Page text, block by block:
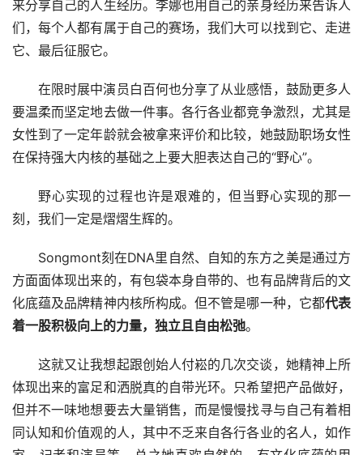
来分享自己的人生经历。李娜也用自己的亲身经历来告诉人
们，每个人都有属于自己的赛场，我们大可以找到它、走进
它、最后征服它。
在限时展中演员白百何也分享了从业感悟，鼓励更多人
要温柔而坚定地去做一件事。各行各业都竞争激烈，尤其是
女性到了一定年龄就会被拿来评价和比较，她鼓励职场女性
在保持强大内核的基础之上要大胆表达自己的“野心”。
野心实现的过程也许是艰难的，但当野心实现的那一
刻，我们一定是熠熠生辉的。
Songmont刻在DNA里自然、自知的东方之美是通过方
方面面体现出来的，有包袋本身自带的、也有品牌背后的文
化底蕴及品牌精神内核所构成。但不管是哪一种，它都代表
着一股积极向上的力量，独立且自由松弛。
这就又让我想起跟创始人付崧的几次交谈，她精神上所
体现出来的富足和洒脱真的自带光环。只希望把产品做好，
但并不一味地想要去大量销售，而是慢慢找寻与自己有着相
同认知和价值观的人，其中不乏来自各行各业的名人，如作